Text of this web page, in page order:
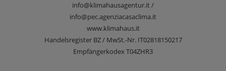
info@klimahausagentur.it /
info@pec.agenziacasaclima.it
www.klimahaus.it
Handelsregister BZ / MwSt.-Nr. IT02818150217
Empfängerkodex T04ZHR3